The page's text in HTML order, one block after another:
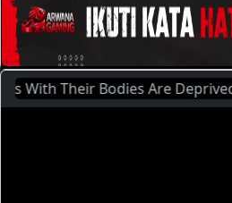
Their Bodies Are